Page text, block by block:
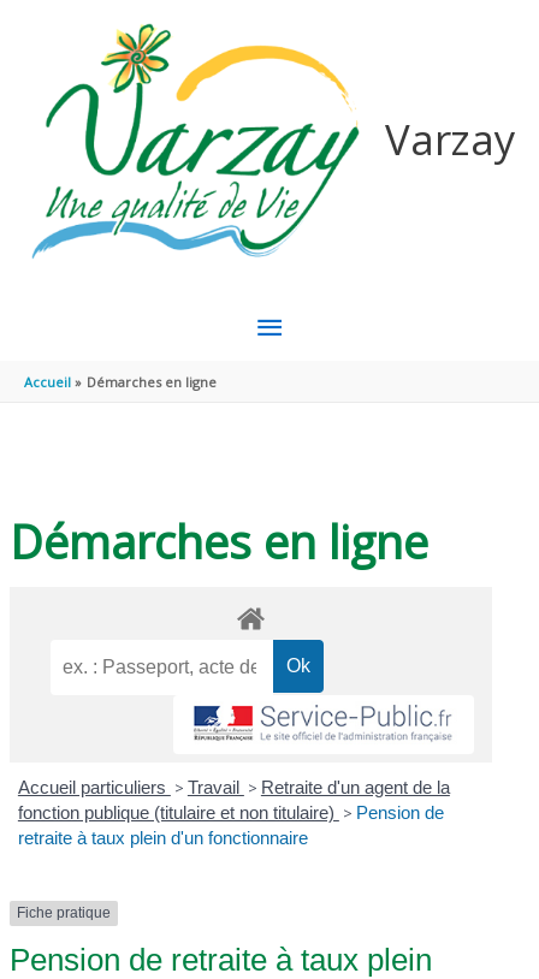
Varzay
MENU
Accueil Démarches en ligne
Démarches en ligne
Accueil particuliers > Travail > Retraite d'un agent de la
fonction publique (titulaire et non titulaire) > Pension de
retraite à taux plein d'un fonctionnaire
Fiche pratique
Pension de retraite à taux plein